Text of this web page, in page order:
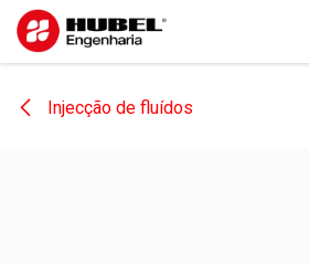
Pular para o conteúdo
Injecção de fluídos